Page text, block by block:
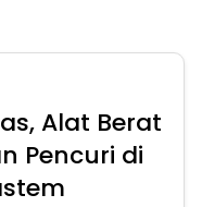
Alat Berat
Pencuri di